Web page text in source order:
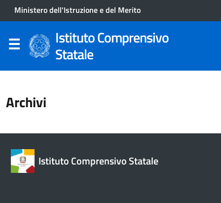
Ministero dell'Istruzione e del Merito
Istituto Comprensivo
Statale
Archivi
Istituto Comprensivo Statale